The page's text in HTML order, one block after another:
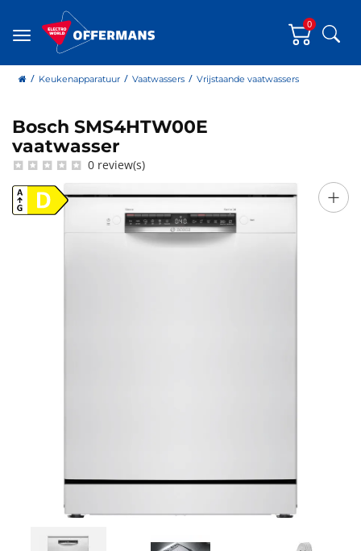
Menu
0
homeKeukenapparatuur Vaatwassers Vrijstaande vaatwassers
Bosch
Bosch SMS4HTW00E
vaatwasser
0 review(s)
+
D